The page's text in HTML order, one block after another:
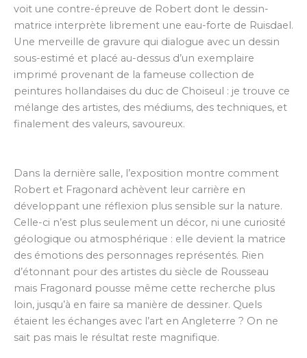
voit une contre-épreuve de Robert dont le dessin-
matrice interprète librement une eau-forte de Ruisdael.
Une merveille de gravure qui dialogue avec un dessin
sous-estimé et placé au-dessus d’un exemplaire
imprimé provenant de la fameuse collection de
peintures hollandaises du duc de Choiseul : je trouve ce
mélange des artistes, des médiums, des techniques, et
finalement des valeurs, savoureux.
Dans la dernière salle, l’exposition montre comment
Robert et Fragonard achèvent leur carrière en
développant une réflexion plus sensible sur la nature.
Celle-ci n’est plus seulement un décor, ni une curiosité
géologique ou atmosphérique : elle devient la matrice
des émotions des personnages représentés. Rien
d’étonnant pour des artistes du siècle de Rousseau
mais Fragonard pousse même cette recherche plus
loin, jusqu’à en faire sa manière de dessiner. Quels
étaient les échanges avec l’art en Angleterre ? On ne
sait pas mais le résultat reste magnifique.